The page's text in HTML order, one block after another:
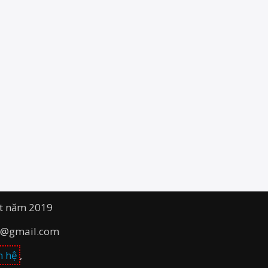
năm 2019
hệ,